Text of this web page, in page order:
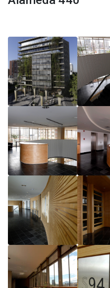
Reglamento de
Universidad
Reglamento de
Católica de Chile
Reglamento de
Programa de